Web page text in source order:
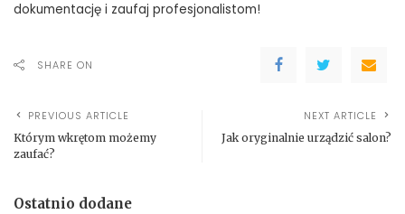
dokumentację i zaufaj profesjonalistom!
SHARE ON
PREVIOUS ARTICLE
Którym wkrętom możemy
zaufać?
NEXT ARTICLE
Jak oryginalnie urządzić salon?
Ostatnio dodane